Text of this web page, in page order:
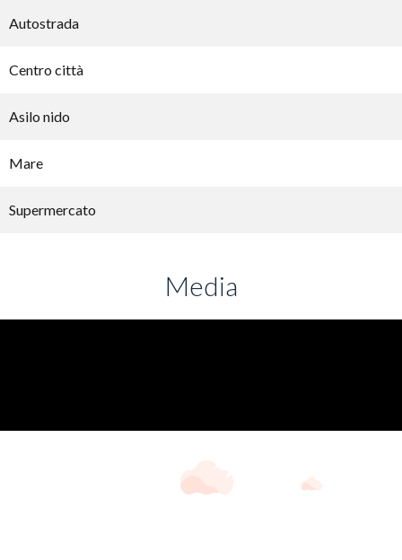
Autostrada
Centro città
Asilo nido
Mare
Supermercato
Media